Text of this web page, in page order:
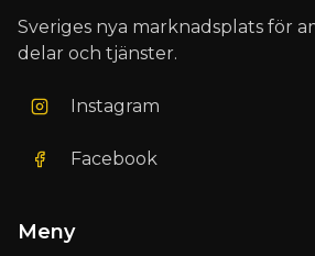
Sveriges nya marknadsplats för
delar och tjänster.
Instagram
Facebook
Meny